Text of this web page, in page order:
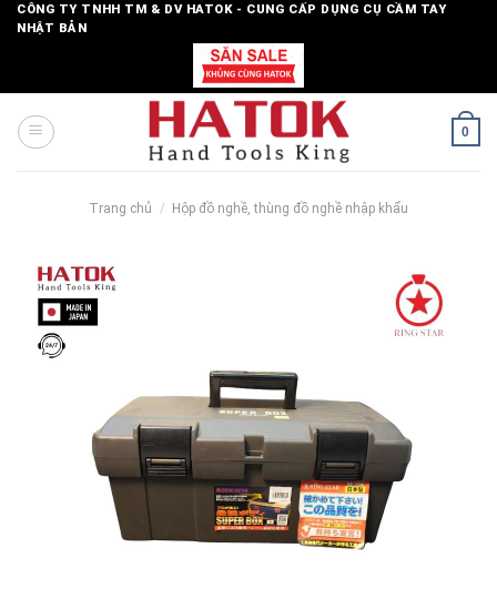
SkipCÔNG TY TNHH TM & DV HATOK - CUNG CẤP DỤNG CỤ CẦM TAY
NHẬT BẢN
0
Trang chủ / Hộp đồ nghề, thùng đồ nghề nhập khẩu